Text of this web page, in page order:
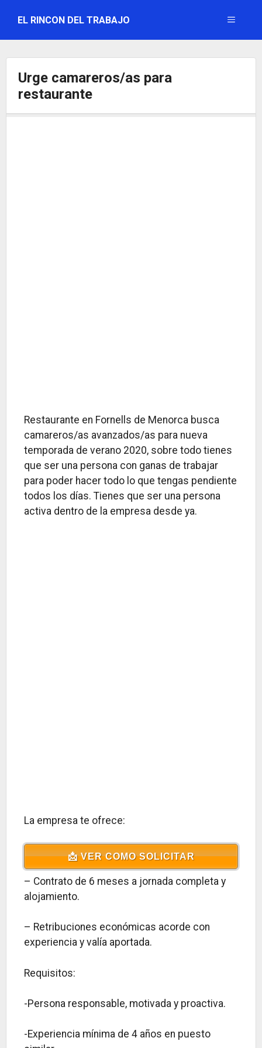
EL RINCON DEL TRABAJO Menú
Urge camareros/as para
restaurante
Restaurante en Fornells de Menorca busca
camareros/as avanzados/as para nueva
temporada de verano 2020, sobre todo tienes
que ser una persona con ganas de trabajar
para poder hacer todo lo que tengas pendiente
todos los días. Tienes que ser una persona
activa dentro de la empresa desde ya.
La empresa te ofrece:
📩 VER COMO SOLICITAR
– Contrato de 6 meses a jornada completa y
alojamiento.
– Retribuciones económicas acorde con
experiencia y valía aportada.
Requisitos:
-Persona responsable, motivada y proactiva.
-Experiencia mínima de 4 años en puesto